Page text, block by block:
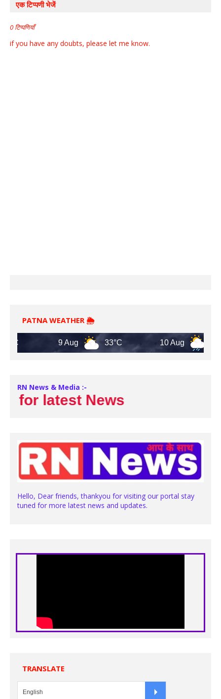
एक टिप्पणी भेजें
0 टिप्पणियाँ
if you have any doubts, please let me know.
PATNA WEATHER 🌦️
33°C 30°C
RN News & Media :-
latest News
Hello, Dear friends, thankyou for visiting our portal stay
tuned for more latest news and updates.
TRANSLATE